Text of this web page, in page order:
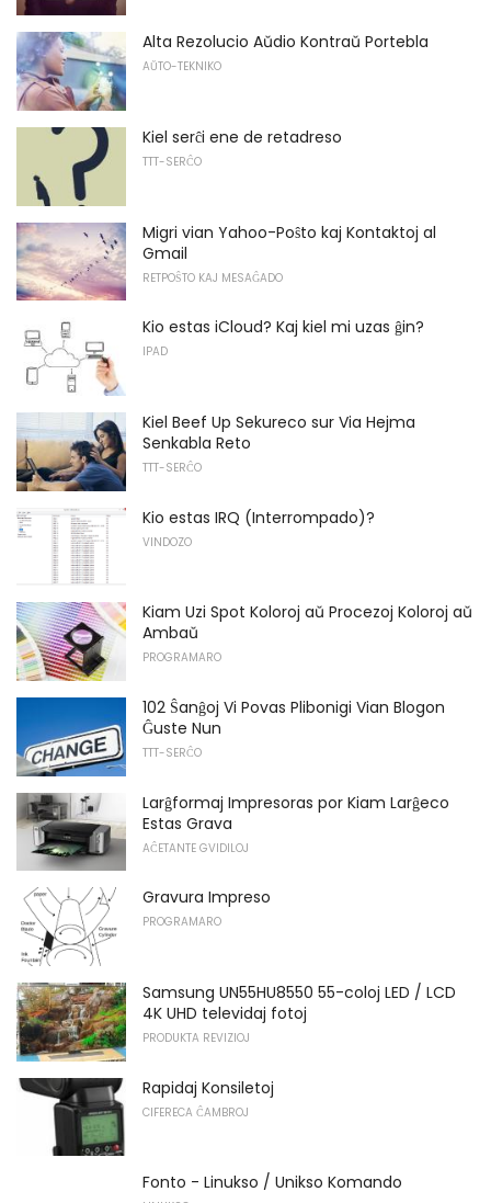
Alta Rezolucio Aŭdio Kontraŭ Portebla
AŬTO-TEKNIKO
Kiel serĉi ene de retadreso
TTT-SERĈO
Migri vian Yahoo-Poŝto kaj Kontaktoj al
Gmail
RETPOŜTO KAJ MESAĜADO
Kio estas iCloud? Kaj kiel mi uzas ĝin?
IPAD
Kiel Beef Up Sekureco sur Via Hejma
Senkabla Reto
TTT-SERĈO
Kio estas IRQ (Interrompado)?
VINDOZO
Kiam Uzi Spot Koloroj aŭ Procezoj Koloroj aŭ
Ambaŭ
PROGRAMARO
102 Ŝanĝoj Vi Povas Plibonigi Vian Blogon
Ĝuste Nun
TTT-SERĈO
Larĝformaj Impresoras por Kiam Larĝeco
Estas Grava
AĈETANTE GVIDILOJ
Gravura Impreso
PROGRAMARO
Samsung UN55HU8550 55-coloj LED / LCD
4K UHD televidaj fotoj
PRODUKTA REVIZIOJ
Rapidaj Konsiletoj
CIFERECA ĈAMBROJ
Fonto - Linukso / Unikso Komando